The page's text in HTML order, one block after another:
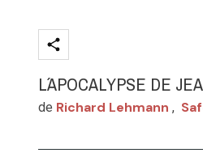
L´APOCALYPSE DE
de Richard Lehmann ,